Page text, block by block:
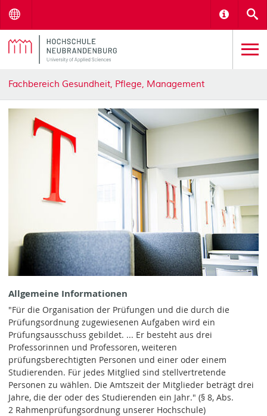
Fachbereich Gesundheit, Pflege, Management
Allgemeine Informationen
"Für die Organisation der Prüfungen und die durch die
Prüfungsordnung zugewiesenen Aufgaben wird ein
Prüfungsausschuss gebildet. ... Er besteht aus drei
Professorinnen und Professoren, weiteren
prüfungsberechtigten Personen und einer oder einem
Studierenden. Für jedes Mitglied sind stellvertretende
Personen zu wählen. Die Amtszeit der Mitglieder beträgt drei
Jahre, die der oder des Studierenden ein Jahr." (§ 8, Abs.
2 Rahmenprüfungsordnung unserer Hochschule)